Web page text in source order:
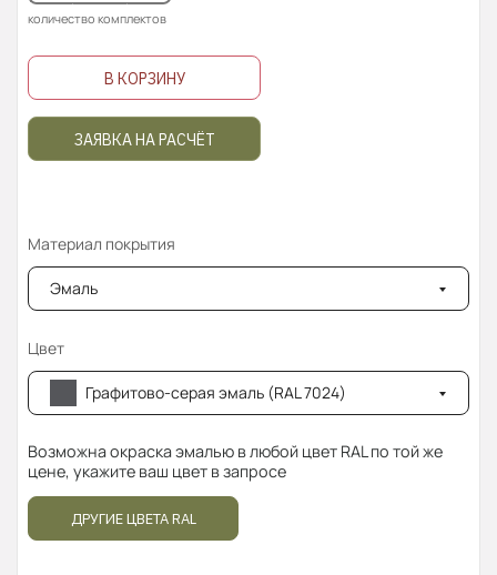
количество комплектов
В КОРЗИНУ
ЗАЯВКА НА РАСЧЁТ
Материал покрытия
Эмаль
Цвет
Графитово-серая эмаль (RAL 7024)
Возможна окраска эмалью в любой цвет RAL по той же
цене, укажите ваш цвет в запросе
ДРУГИЕ ЦВЕТА RAL